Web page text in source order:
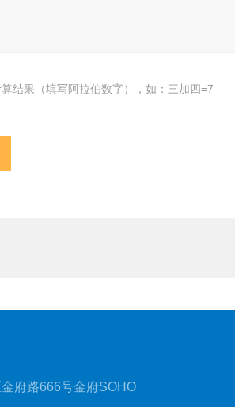
结果（填写阿拉伯数字），如：三加四=7
府路666号金府SOHO